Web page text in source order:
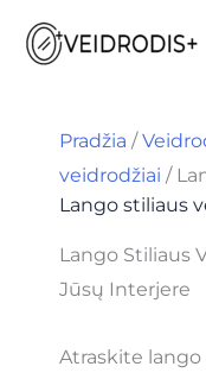
Pereiti
prie
i
n
a
k
e
š
Pradžia /
veidrodžiai /
Lango stiliaus
Lango Stiliaus
Jūsų Interjere
Atraskite